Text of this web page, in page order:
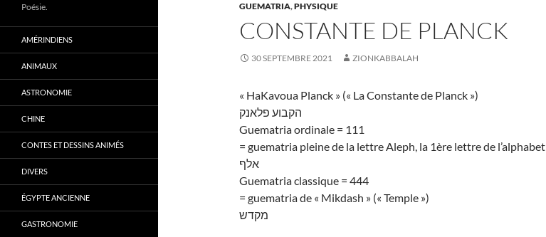
GUEMATRIA,PHYSIQUE
CONSTANTE DE PLANCK
30 SEPTEMBRE 2021 ZIONKABBALAH
« HaKavoua Planck » (« La Constante de Planck »)
הקבוע פלאנק
Guematria ordinale = 111
= guematria pleine de la lettre Aleph, la 1ère lettre de l’alphabet
אלף
Guematria classique = 444
= guematria de « Mikdash » (« Temple »)
מקדש
Poésie.
AMÉRINDIENS
ANIMAUX
ASTRONOMIE
CHINE
CONTES ET DESSINS ANIMÉS
DIVERS
ÉGYPTE ANCIENNE
GASTRONOMIE